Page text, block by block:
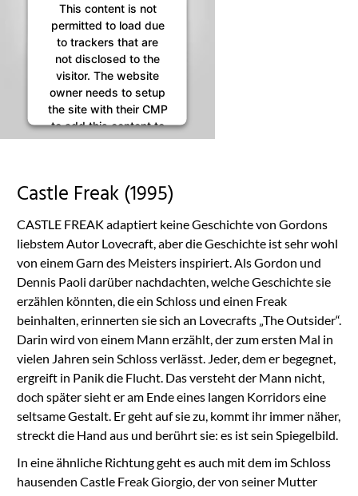
This content is not
permitted to load due
to trackers that are
not disclosed to the
visitor. The website
owner needs to setup
the site with their CMP
to add this content to
the list of technologies
Usercentrics Consent
Platform
Castle Freak (1995)
CASTLE FREAK adaptiert keine Geschichte von Gordons
liebstem Autor Lovecraft, aber die Geschichte ist sehr wohl
von einem Garn des Meisters inspiriert. Als Gordon und
Dennis Paoli darüber nachdachten, welche Geschichte sie
erzählen könnten, die ein Schloss und einen Freak
beinhalten, erinnerten sie sich an Lovecrafts „The Outsider“.
Darin wird von einem Mann erzählt, der zum ersten Mal in
vielen Jahren sein Schloss verlässt. Jeder, dem er begegnet,
ergreift in Panik die Flucht. Das versteht der Mann nicht,
doch später sieht er am Ende eines langen Korridors eine
seltsame Gestalt. Er geht auf sie zu, kommt ihr immer näher,
streckt die Hand aus und berührt sie: es ist sein Spiegelbild.
In eine ähnliche Richtung geht es auch mit dem im Schloss
hausenden Castle Freak Giorgio, der von seiner Mutter